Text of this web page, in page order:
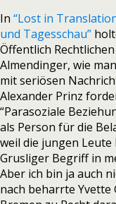
In “Lost in
und Tagesschau”
Öffentlich
Almendinger, wie
mit seriösen
Alexander Prinz
“Parasoziale
als Person für die
weil die jungen
Grusliger Begriff in
Aber ich bin ja auch
nach beharrte Yvette